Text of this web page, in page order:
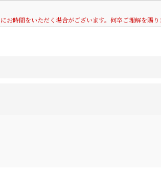
時間をいただく場合がございます。何卒ご理解を賜り